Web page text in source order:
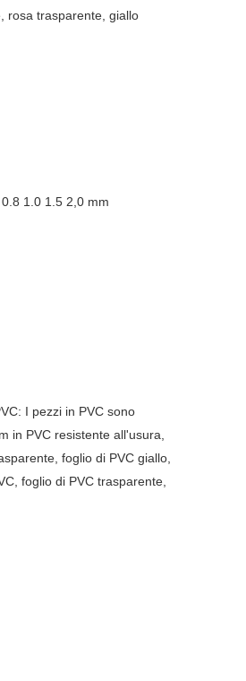
rosa trasparente, giallo
1.0 1.5 2,0 mm
I pezzi in PVC sono
in PVC resistente all'usura,
foglio di PVC giallo,
foglio di PVC trasparente,